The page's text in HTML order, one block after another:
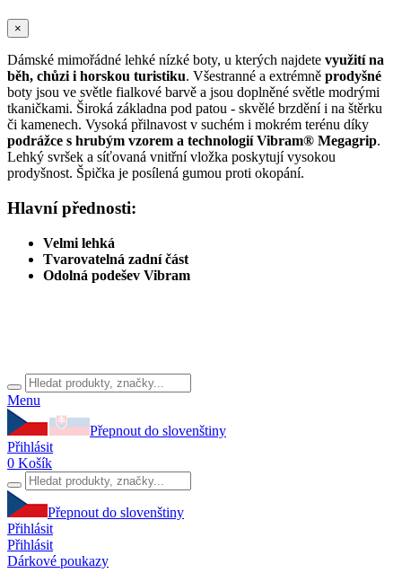
×
Dámské mimořádné lehké nízké boty, u kterých najdete využití na
běh, chůzi i horskou turistiku. Všestranné a extrémně prodyšné
boty jsou ve světle fialkové barvě a jsou doplněné světle modrými
tkaničkami. Široká základna pod patou - skvělé brzdění i na štěrku
či kamenech. Vysoká přilnavost v suchém i mokrém terénu díky
podrážce s hrubým vzorem a technologií Vibram® Megagrip.
Lehký svršek a síťovaná vnitřní vložka poskytují vysokou
prodyšnost. Špička je posílená gumou proti okopání.
Hlavní přednosti:
Velmi lehká
Tvarovatelná zadní část
Odolná podešev Vibram
Menu
Přepnout do slovenštiny
Přihlásit
0 Košík
Přepnout do slovenštiny
Přihlásit
Přihlásit
Dárkové poukazy